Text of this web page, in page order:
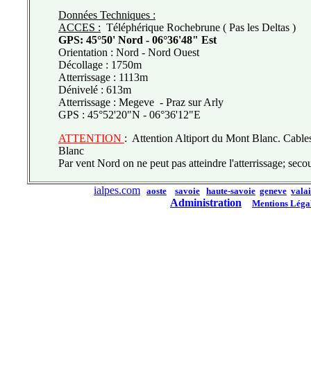
Données Techniques :
ACCES : Téléphérique Rochebrune ( Pas les Deltas )
GPS: 45°50' Nord - 06°36'48" Est
Orientation : Nord - Nord Ouest
Décollage : 1750m
Atterrissage : 1113m
Dénivelé : 613m
Atterrissage : Megeve - Praz sur Arly
GPS : 45°52'20"N - 06°36'12"E
ATTENTION : Attention Altiport du Mont Blanc.
Blanc
Par vent Nord on ne peut pas atteindre l'atterrissage;
ialpes.com aoste savoie haute-savoie geneve
Administration Mentions